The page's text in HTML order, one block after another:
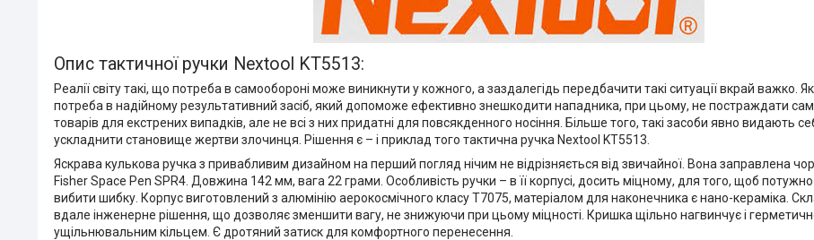
Опис тактичної ручки Nextool KT5513:
Реалії світу такі, що потреба в самообороні може виникнути у кожного, а заздалегідь передбачити такі ситуації вкрай важко.
потреба в надійному результативний засіб, який допоможе ефективно знешкодити нападника, при цьому, не постраждати
товарів для екстрених випадків, але не всі з них придатні для повсякденного носіння. Більше того, такі засоби явно видають
ускладнити становище жертви злочинця. Рішення є – і приклад того тактична ручка Nextool KT5513.
Яскрава кулькова ручка з привабливим дизайном на перший погляд нічим не відрізняється від звичайної. Вона заправлена
Fisher Space Pen SPR4. Довжина 142 мм, вага 22 грами. Особливість ручки – в її корпусі, досить міцному, для того, щоб
вибити шибку. Корпус виготовлений з алюмінію аерокосмічного класу T7075, матеріалом для наконечника є нано-кераміка.
вдале інженерне рішення, що дозволяє зменшити вагу, не знижуючи при цьому міцності. Кришка щільно нагвинчує і
ущільнювальним кільцем. Є дротяний затиск для комфортного перенесення.